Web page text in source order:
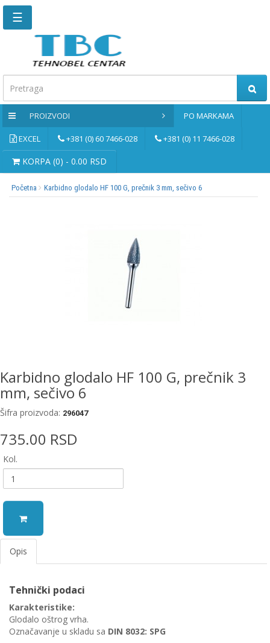
Glavna
Kontaktirajte
nas
Po
markama
PROIZVODI
Bernardo
Pribor
za
zavarivanje
Alati
i
radionica
☰
PROIZVODI PO MARKAMA
EXCEL +381 (0) 60 7466-028 +381 (0) 11 7466-028
KORPA (0) - 0.00 RSD
Početna Karbidno glodalo HF 100 G, prečnik 3 mm, sečivo 6
Karbidno glodalo HF 100 G, prečnik 3
mm, sečivo 6
Šifra proizvoda: 296047
735.00 RSD
Kol.
Opis
Tehnički podaci
Karakteristike:
Glodalo oštrog vrha.
Označavanje u skladu sa DIN 8032: SPG